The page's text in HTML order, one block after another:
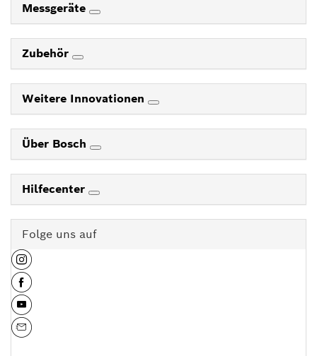
Messgeräte
Zubehör
Weitere Innovationen
Über Bosch
Hilfecenter
Folge uns auf